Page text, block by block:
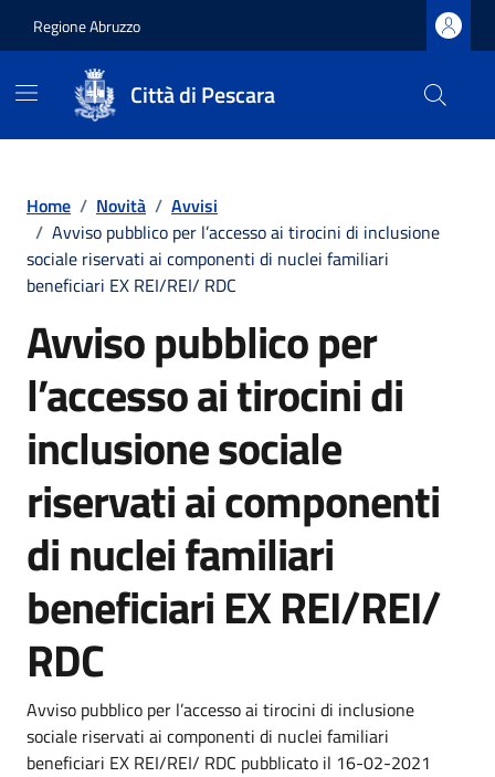
Regione Abruzzo
Città di Pescara
Home / Novità / Avvisi
/ Avviso pubblico per l’accesso ai tirocini di inclusione
sociale riservati ai componenti di nuclei familiari
beneficiari EX REI/REI/ RDC
Avviso pubblico per
l’accesso ai tirocini di
inclusione sociale
riservati ai componenti
di nuclei familiari
beneficiari EX REI/REI/
RDC
Dettagli della notizia
Avviso pubblico per l’accesso ai tirocini di inclusione
sociale riservati ai componenti di nuclei familiari
beneficiari EX REI/REI/ RDC pubblicato il 16-02-2021